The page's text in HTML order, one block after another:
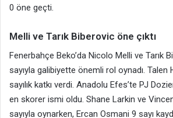
0 öne geçti.
Melli ve Tarık Biberovic öne çıktı
Fenerbahçe Beko’da Nicolo Melli ve Tarık
sayıyla galibiyette önemli rol oynadı.
sayılık katkı verdi. Anadolu Efes’te PJ
en skorer ismi oldu. Shane Larkin ve
sayıyla oynarken, Ercan Osmani 9 sayı